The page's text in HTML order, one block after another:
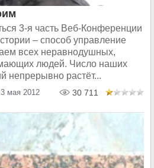
3-я часть Веб-Конференции
– способ управление
всех неравнодушных,
людей. Число наших
непрерывно растёт...
мая 2012 30 711